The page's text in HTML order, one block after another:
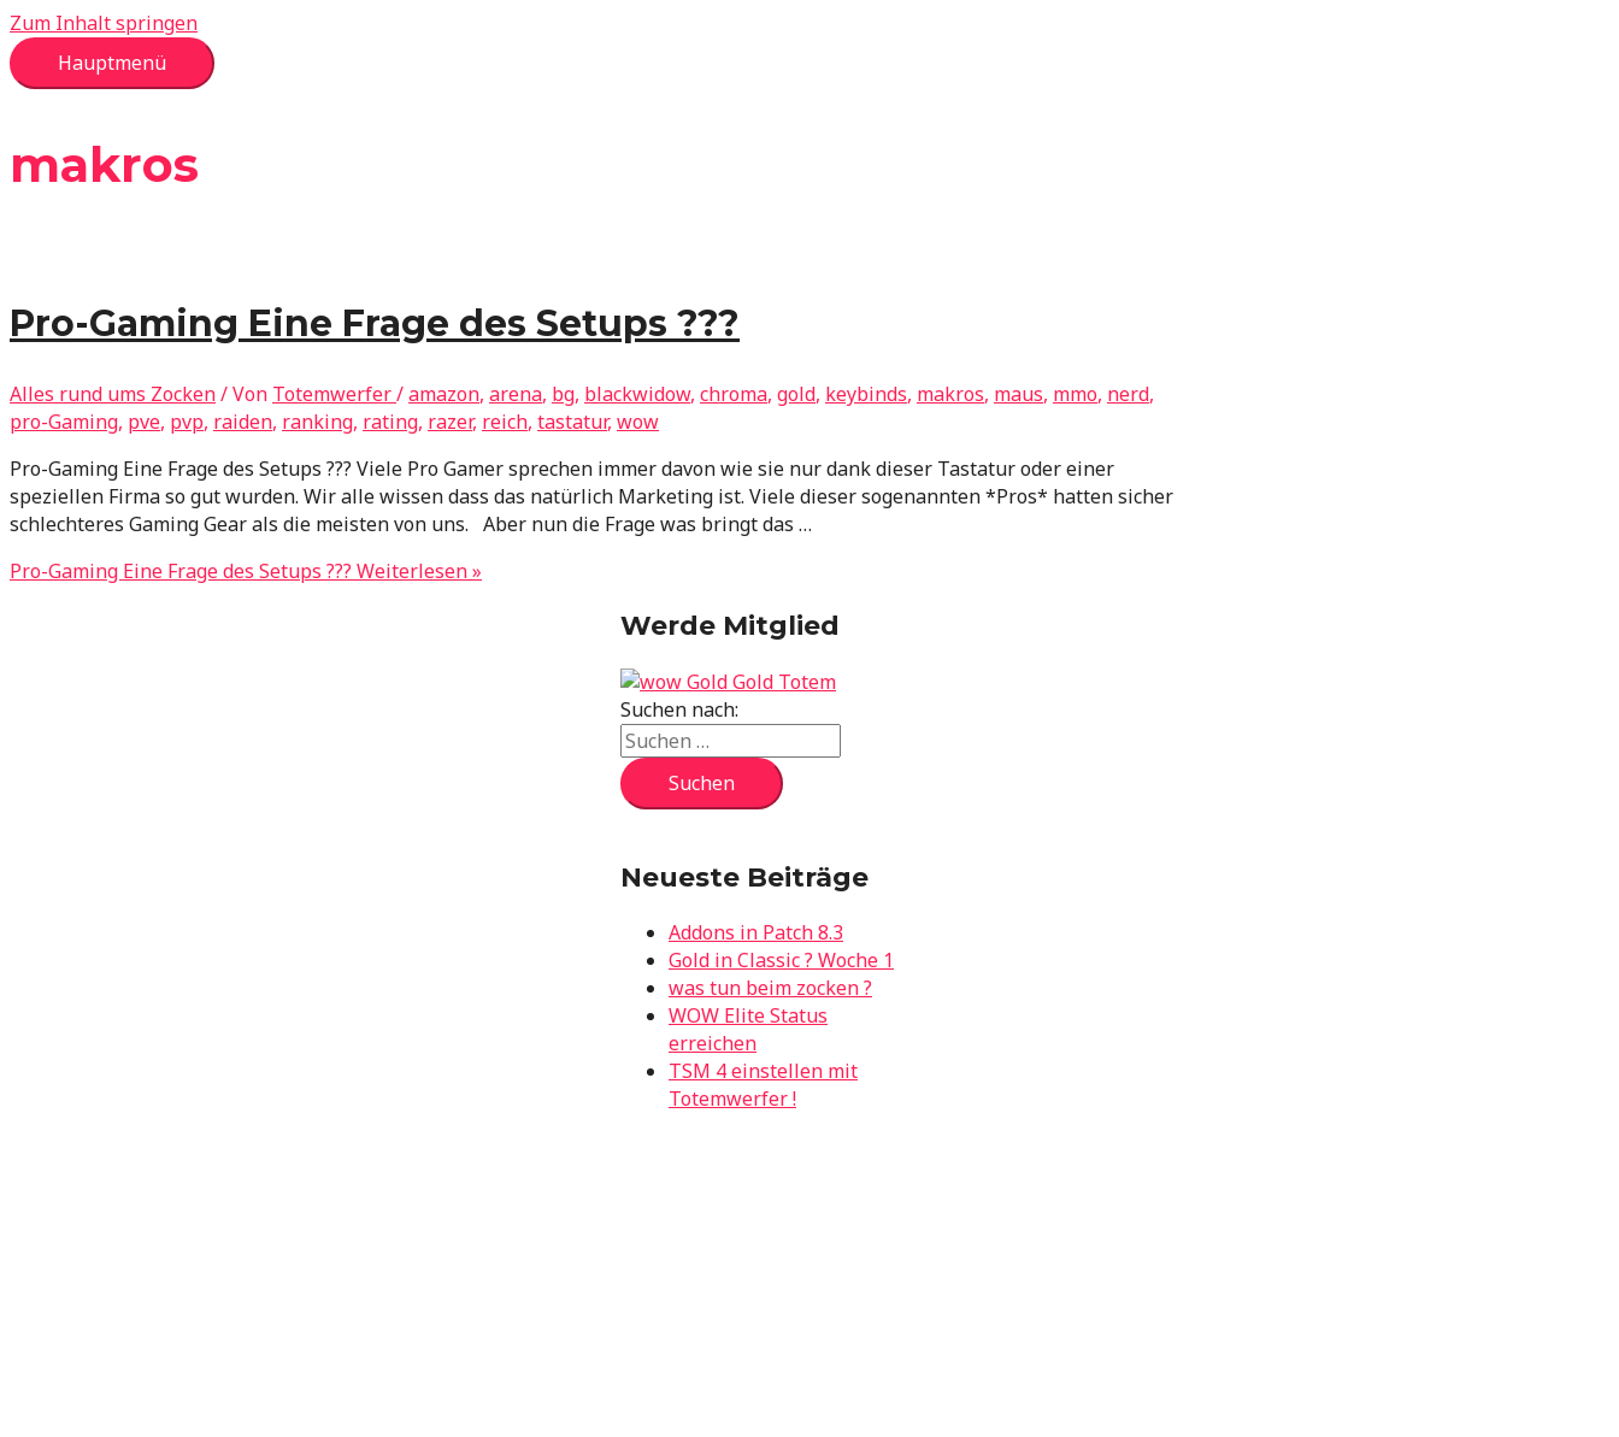
Zum Inhalt springen
Hauptmenü
makros
Pro-Gaming Eine Frage des Setups ???
Alles rund ums Zocken/ Von Totemwerfer/amazon, arena, bg, blackwidow, chroma, gold, keybinds, makros, maus, mmo, nerd,
pro-Gaming, pve, pvp, raiden, ranking, rating, razer, reich, tastatur, wow
Pro-Gaming Eine Frage des Setups ??? Viele Pro Gamer sprechen immer davon wie sie nur dank dieser Tastatur oder einer
speziellen Firma so gut wurden. Wir alle wissen dass das natürlich Marketing ist. Viele dieser sogenannten *Pros* hatten sicher
schlechteres Gaming Gear als die meisten von uns. Aber nun die Frage was bringt das …
Pro-Gaming Eine Frage des Setups ??? Weiterlesen »
Werde Mitglied
Suchen nach:
Neueste Beiträge
Addons in Patch 8.3
Gold in Classic ? Woche 1
was tun beim zocken ?
WOW Elite Status
erreichen
TSM 4 einstellen mit
Totemwerfer !